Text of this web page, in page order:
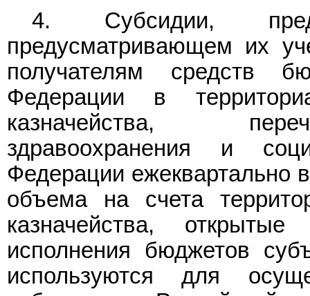
4. Субсидии,
предусматривающем их
получателям средств
Федерации в
казначейства,
здравоохранения и
Федерации ежеквартально
объема на счета
казначейства,
исполнения бюджетов
используются для